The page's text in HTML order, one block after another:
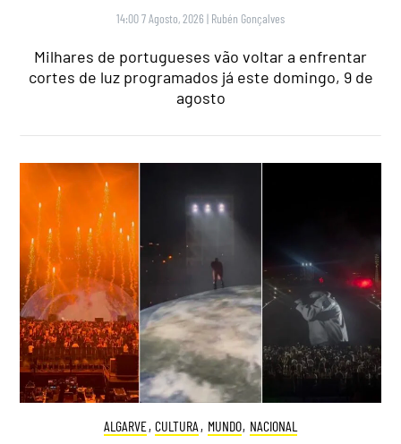
14:00 7 Agosto, 2026 | Rubén Gonçalves
Milhares de portugueses vão voltar a enfrentar
cortes de luz programados já este domingo, 9 de
agosto
ALGARVE, CULTURA , MUNDO, NACIONAL